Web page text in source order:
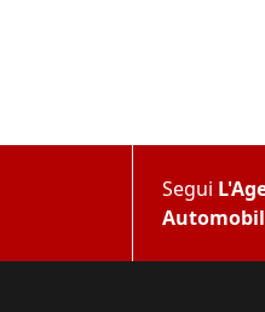
Segui